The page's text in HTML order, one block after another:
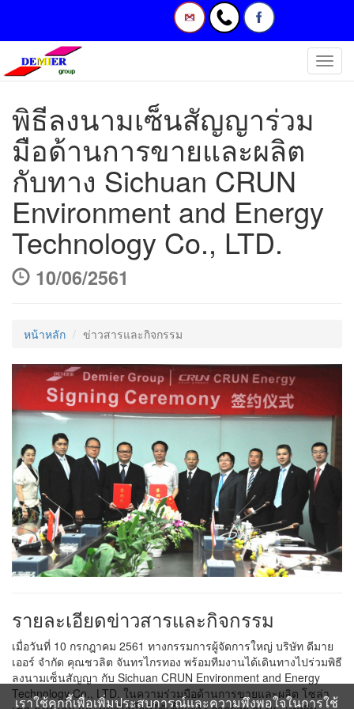
พิธีลงนามเซ็นสัญญาร่วม
มือด้านการขายและผลิต
กับทาง Sichuan CRUN
Environment and Energy
Technology Co., LTD.
10/06/2561
หน้าหลัก ข่าวสารและกิจกรรม
รายละเอียดข่าวสารและกิจกรรม
เมื่อวันที่ 10 กรกฎาคม 2561 ทางกรรมการผู้จัดการใหญ่ บริษัท ดีมาย
เออร์ จำกัด คุณชวลิต จันทรไกรทอง พร้อมทีมงานได้เดินทางไปร่วมพิธี
ลงนามเซ็นสัญญา กับ Sichuan CRUN Environment and Energy
Technology Co., LTD. ในความร่วมมือด้านการขายและผลิต โซล่า
เราใช้คุกกี้เพื่อเพิ่มประสบการณ์และความพึงพอใจในการใช้